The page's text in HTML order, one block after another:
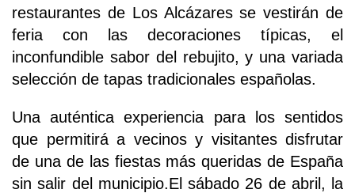
restaurantes de Los Alcázares se vestirán de
feria con las decoraciones típicas, el
inconfundible sabor del rebujito, y una variada
selección de tapas tradicionales españolas.
Una auténtica experiencia para los sentidos
que permitirá a vecinos y visitantes disfrutar
de una de las fiestas más queridas de España
sin salir del municipio.El sábado 26 de abril, la